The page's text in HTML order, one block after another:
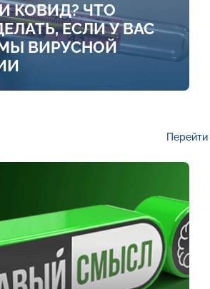
КОВИД? ЧТО
ЕСЛИ У ВАС
ВИРУСНОЙ